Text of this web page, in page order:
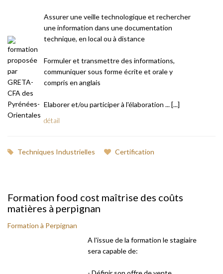
Assurer une veille technologique et rechercher
une information dans une documentation
technique, en local ou à distance
Formuler et transmettre des informations,
communiquer sous forme écrite et orale y
compris en anglais
Elaborer et/ou participer à l'élaboration ... [...]
détail
Techniques Industrielles Certification
Formation food cost maîtrise des coûts
matières à perpignan
Formation à Perpignan
A l'issue de la formation le stagiaire
sera capable de: